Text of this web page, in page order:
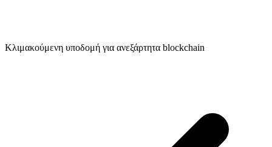
Κλιμακούμενη υποδομή για ανεξάρτητα blockchain